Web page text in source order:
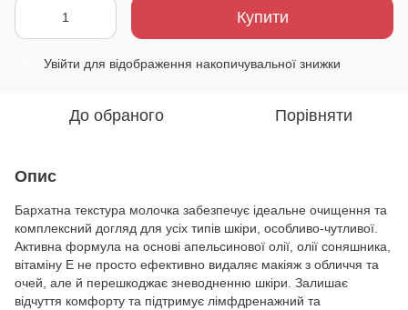
Купити
Увійти для відображення накопичувальної знижки
До обраного Порівняти
Опис
Бархатна текстура молочка забезпечує ідеальне очищення та
комплексний догляд для усіх типів шкіри, особливо-чутливої.
Активна формула на основі апельсинової олії, олії соняшника,
вітаміну Е не просто ефективно видаляє макіяж з обличчя та
очей, але й перешкоджає зневодненню шкіри. Залишає
відчуття комфорту та підтримує лімфдренажний та